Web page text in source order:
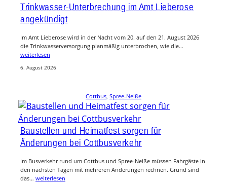
Trinkwasser-Unterbrechung im Amt Lieberose
angekündigt
Im Amt Lieberose wird in der Nacht vom 20. auf den 21. August 2026
die Trinkwasserversorgung planmäßig unterbrochen, wie die…
weiterlesen
6. August 2026
Cottbus, Spree-Neiße
Baustellen und Heimatfest sorgen für
Änderungen bei Cottbusverkehr
Im Busverkehr rund um Cottbus und Spree-Neiße müssen Fahrgäste in
den nächsten Tagen mit mehreren Änderungen rechnen. Grund sind
das… weiterlesen